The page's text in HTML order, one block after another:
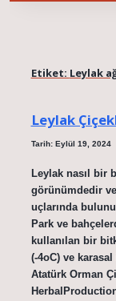
Etiket: Leylak
Leylak
Tarih: Eylül 19, 2024
Leylak nasıl bir
görünümdedir
uçlarında
Park ve
kullanılan bir
(-4oC) ve
Atatürk Orman